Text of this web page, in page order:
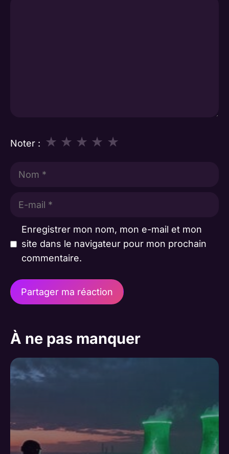
Noter : ★
★
★
★
★
Nom
E-
Enregistrer mon nom, mon e-mail et mon
site dans le navigateur pour mon prochain
commentaire.
t
e
i
v
À ne pas manquer